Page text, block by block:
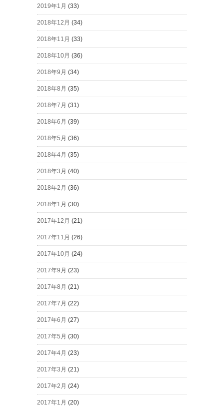
2019年1月 (33)
2018年12月 (34)
2018年11月 (33)
2018年10月 (36)
2018年9月 (34)
2018年8月 (35)
2018年7月 (31)
2018年6月 (39)
2018年5月 (36)
2018年4月 (35)
2018年3月 (40)
2018年2月 (36)
2018年1月 (30)
2017年12月 (21)
2017年11月 (26)
2017年10月 (24)
2017年9月 (23)
2017年8月 (21)
2017年7月 (22)
2017年6月 (27)
2017年5月 (30)
2017年4月 (23)
2017年3月 (21)
2017年2月 (24)
2017年1月 (20)